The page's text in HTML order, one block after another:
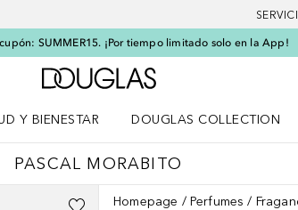
SUMMER15. ¡Por tiempo limitado solo en la App!
A Douglas Home
Y BIENESTAR
DOUGLAS COLLECTION
PASCAL MORABITO
Homepage Perfumes